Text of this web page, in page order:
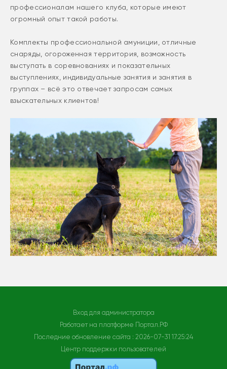
профессионалам нашего клуба, которые имеют
огромный опыт такой работы.
Комплекты профессиональной амуниции, отличные
снаряды, огороженная территория, возможность
выступать в соревнованиях и показательных
выступлениях, индивидуальные занятия и занятия в
группах – всё это отвечает запросам самых
взыскательных клиентов!
Вход для администратора
Работает на платформе Портал.РФ
Последние обновление сайта : 2026-07-31 17:25:24
Центр поддержки пользователей